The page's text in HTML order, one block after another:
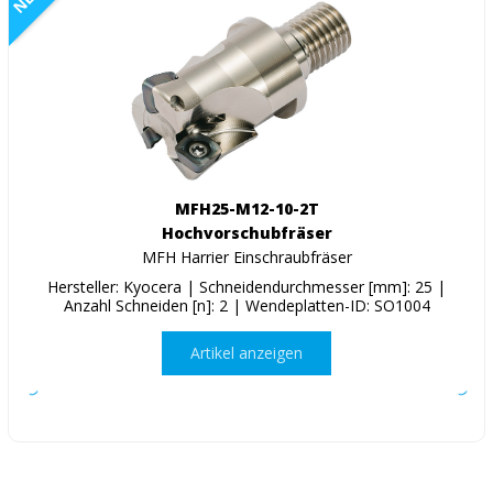
MFH25-M12-10-2T
Hochvorschubfräser
MFH Harrier Einschraubfräser
Hersteller: Kyocera | Schneidendurchmesser [mm]: 25 |
Anzahl Schneiden [n]: 2 | Wendeplatten-ID: SO1004
Artikel anzeigen